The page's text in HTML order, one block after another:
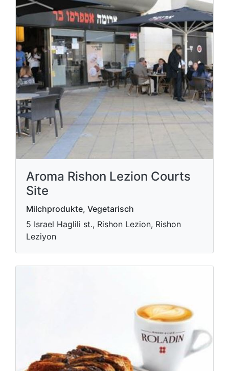
Aroma Rishon Lezion Courts
Site
Milchprodukte, Vegetarisch
5 Israel Haglili st., Rishon Lezion, Rishon
Leziyon